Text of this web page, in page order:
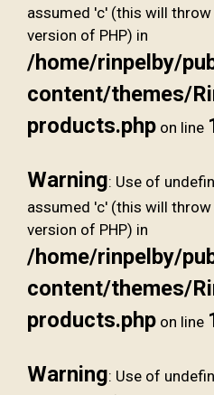
assumed 'c' (this will
version of PHP) in
/home/rinpelby/
content/themes/
products.php on line
Warning: Use of
assumed 'c' (this will
version of PHP) in
/home/rinpelby/
content/themes/
products.php on line
Warning: Use of